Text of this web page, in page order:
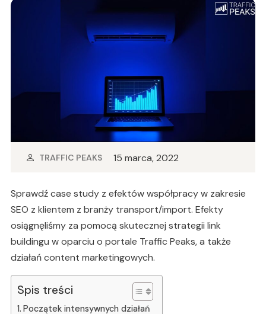
TRAFFIC PEAKS 15 marca, 2022
Sprawdź case study z efektów współpracy w zakresie
SEO z klientem z branży transport/import. Efekty
osiągnęliśmy za pomocą skutecznej strategii link
buildingu w oparciu o portale Traffic Peaks, a także
działań content marketingowych.
Spis treści
Początek intensywnych działań